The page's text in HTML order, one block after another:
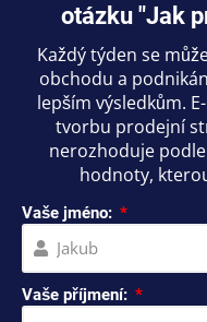
otázku "Jak
Každý týden se
obchodu a
lepším výsledkům.
tvorbu prodejní
nerozhoduje
hodnoty,
Vaše jméno:
Vaše příjmení: